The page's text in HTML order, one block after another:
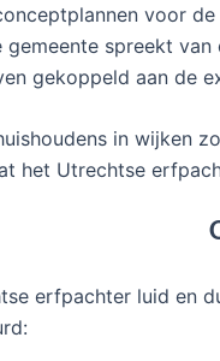
voor
spreekt
gekoppeld aan de
in wijken
het Utrechtse
erfpachter luid en